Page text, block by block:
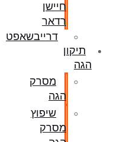
חיישן
רדאר
דרייבשאפט
תיקון
הגה
מסרק
הגה
שיפוץ
מסרק